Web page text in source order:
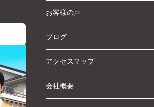
お客様の声
ブログ
アクセスマップ
会社概要